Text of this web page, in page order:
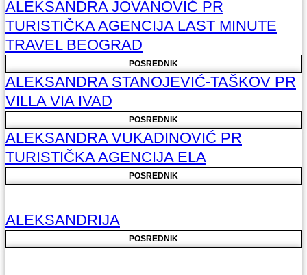
ALEKSANDRA JOVANOVIĆ PR
TURISTIČKA AGENCIJA LAST MINUTE
TRAVEL BEOGRAD
POSREDNIK
ALEKSANDRA STANOJEVIĆ-TAŠKOV PR
VILLA VIA IVAD
POSREDNIK
ALEKSANDRA VUKADINOVIĆ PR
TURISTIČKA AGENCIJA ELA
POSREDNIK
ALEKSANDRIJA
POSREDNIK